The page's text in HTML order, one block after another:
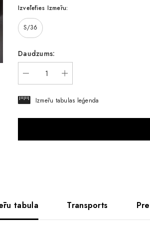
Izvēlēties Izmēru:
S/36
Daudzums:
Izmēru tabulas leģenda
tabula Transports